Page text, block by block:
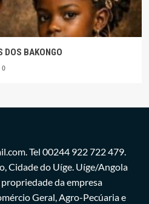
DOS BAKONGO
0
Tel 00244 922 722 479.
Cidade do Uíge. Uíge/Angola
da empresa
Geral, Agro-Pecúaria e